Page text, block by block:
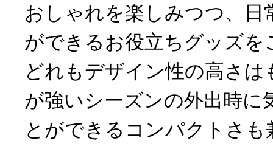
おしゃれを楽しみつつ、日
ができるお役立ちグッズを
どれもデザイン性の高さ
が強いシーズンの外出時に
とができるコンパクトさ